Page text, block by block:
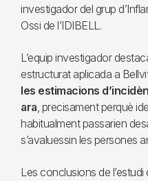
investigador del grup
Ossi de l’IDIBELL.
L’equip investigador
estructurat aplicada a
les estimacions
ara, precisament perquè
habitualment passarien
s’avaluessin les persones
Les conclusions de